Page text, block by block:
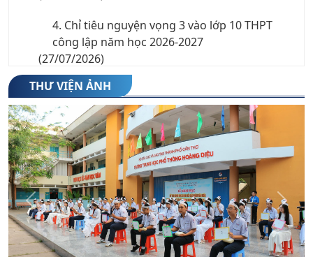
4. Chỉ tiêu nguyện vọng 3 vào lớp 10 THPT
công lập năm học 2026-2027
(27/07/2026)
5. Thông báo nhập học lớp 10 năm học 2026-
2027
(23/07/2026)
6. Danh sách thí sinh trúng tuyển trường
THPT Hoàng Diệu năm học 2026-2027
(22/07/2026)
7. Thông báo phê duyệt điểm chuẩn trúng
tuyển vào lớp 10 trung học phổ thông công
lập năm học 2026-2027
(21/07/2026)
THƯ VIỆN ẢNH
Previous Next